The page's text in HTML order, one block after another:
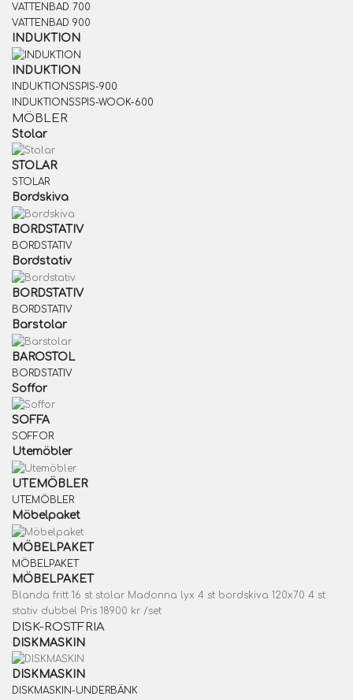
VATTENBAD 700
VATTENBAD 900
INDUKTION
INDUKTION
INDUKTIONSSPIS-900
INDUKTIONSSPIS-WOOK-600
MÖBLER
Stolar
STOLAR
STOLAR
Bordskiva
BORDSTATIV
BORDSTATIV
Bordstativ
BORDSTATIV
BORDSTATIV
Barstolar
BAROSTOL
BORDSTATIV
Soffor
SOFFA
SOFFOR
Utemöbler
UTEMÖBLER
UTEMÖBLER
Möbelpaket
MÖBELPAKET
MÖBELPAKET
MÖBELPAKET
Blanda fritt 16 st stolar Madonna lyx 4 st bordskiva 120x70 4 st
stativ dubbel Pris 18900 kr /set
DISK-ROSTFRIA
DISKMASKIN
DISKMASKIN
DISKMASKIN-UNDERBÄNK